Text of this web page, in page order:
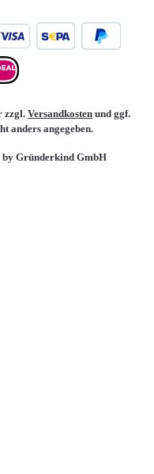
by Gründerkind GmbH
zzgl.Versandkosten und ggf.
anders angegeben.